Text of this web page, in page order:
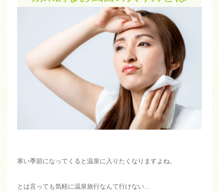
寒い季節になってくると温泉に入りたくなりますよね。
とは言っても気軽に温泉旅行なんて行けない…